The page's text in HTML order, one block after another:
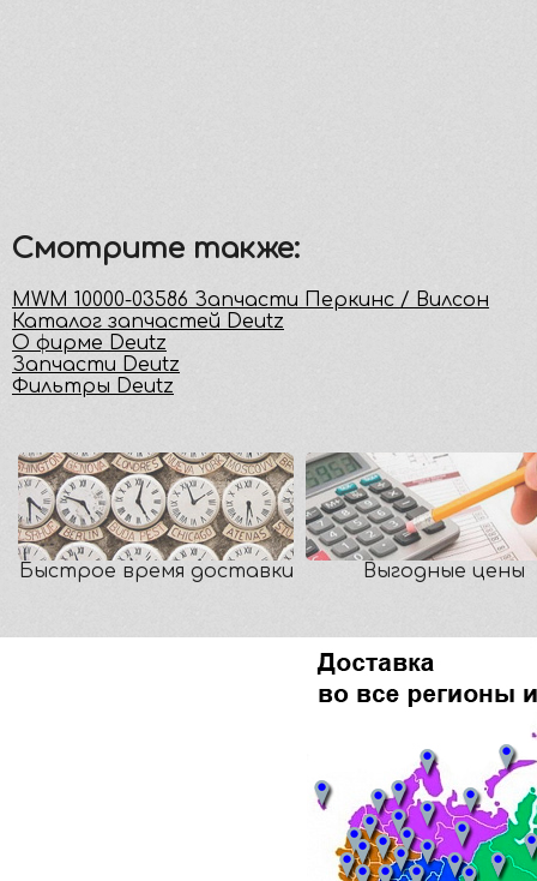
Смотрите также:
MWM 10000-03586 Запчасти Перкинс / Вилсон
Каталог запчастей Deutz
О фирме Deutz
Запчасти Deutz
Фильтры Deutz
Быстрое время доставки Выгодные цены